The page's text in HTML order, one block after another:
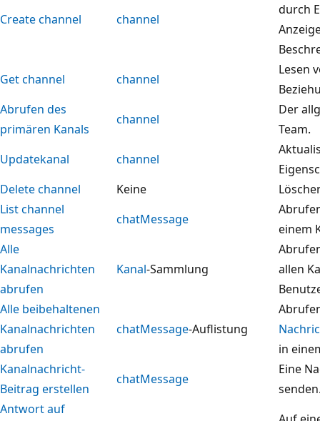
Create channel channel
durch
Get channel
channel
Lesen
Abrufen des
primären Kanals
channel
Der
Team.
Updatekanal
channel
Delete channel
Keine
List channel
messages
chatMessage
einem
Alle
Kanalnachrichten
abrufen
Kanal-Sammlung
allen
Alle beibehaltenen
Kanalnachrichten
abrufen
chatMessage-Auflistung
in
Kanalnachricht-
Beitrag erstellen
chatMessage
Eine
Antwort auf